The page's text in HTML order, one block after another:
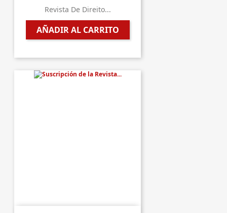
Revista De Direito...
AÑADIR AL CARRITO